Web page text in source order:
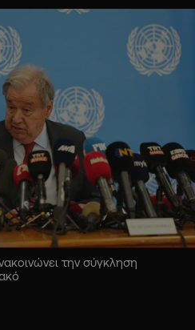
την σύγκληση